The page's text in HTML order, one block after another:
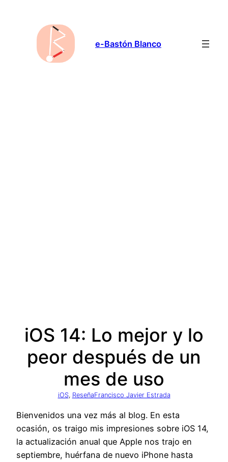
contenido
e-Bastón Blanco
iOS 14: Lo mejor y lo
peor después de un
mes de uso
iOS, ReseñaFrancisco Javier Estrada
Bienvenidos una vez más al blog. En esta
ocasión, os traigo mis impresiones sobre iOS 14,
la actualización anual que Apple nos trajo en
septiembre, huérfana de nuevo iPhone hasta